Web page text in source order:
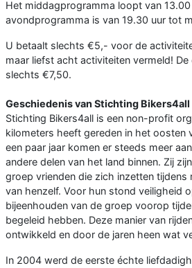
Het middagprogramma loopt van
avondprogramma is van 19.30 uur tot
U betaalt slechts €5,- voor de
maar liefst acht activiteiten vermeld!
slechts €7,50.
Geschiedenis van Stichting Bikers4all
Stichting Bikers4all is een non-profit
kilometers heeft gereden in het oosten
een paar jaar komen er steeds meer
andere delen van het land binnen. Zij
groep vrienden die zich inzetten tijdens
van henzelf. Voor hun stond veiligheid
bijeenhouden van de groep voorop
begeleid hebben. Deze manier van
ontwikkeld en door de jaren heen wat
In 2004 werd de eerste échte